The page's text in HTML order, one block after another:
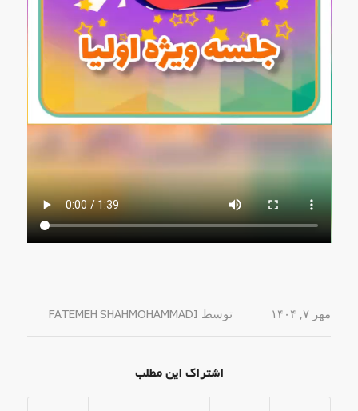
مهر ۷, ۱۴۰۴ / توسط FATEMEH SHAHMOHAMMADI
اشتراک این مطلب